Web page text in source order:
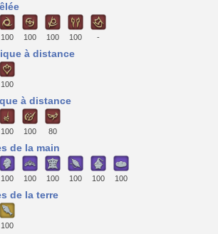
100 100 100 100 -
à distance
100
à distance
100 100 80
de la main
100 100 100 100 100 100
de la terre
100